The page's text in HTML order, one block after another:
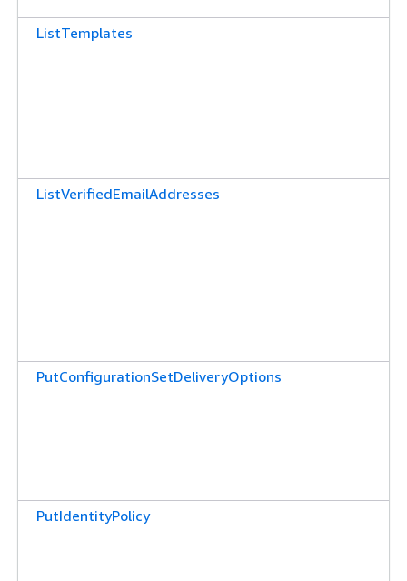
ListTemplates
ListVerifiedEmailAddresses
PutConfigurationSetDeliveryOptions
PutIdentityPolicy